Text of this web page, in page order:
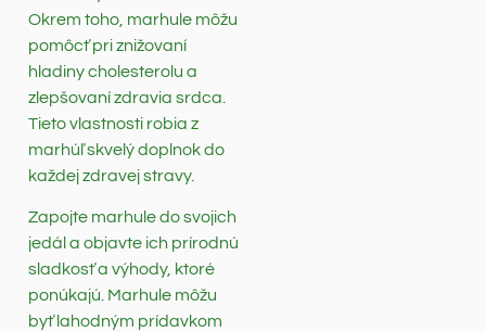
Okrem toho, marhule môžu
pomôcť pri znižovaní
hladiny cholesterolu a
zlepšovaní zdravia srdca.
Tieto vlastnosti robia z
marhúľ skvelý doplnok do
každej zdravej stravy.
Zapojte marhule do svojich
jedál a objavte ich prírodnú
sladkosť a výhody, ktoré
ponúkajú. Marhule môžu
byť lahodným prídavkom